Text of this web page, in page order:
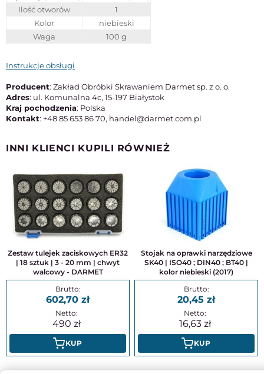
Ilość otworów
1
Kolor
niebieski
Waga
100 g
Instrukcje obsługi
Producent: Zakład Obróbki Skrawaniem Darmet sp. z o. o.
Adres: ul. Komunalna 4c, 15-197 Białystok
Kraj pochodzenia: Polska
Kontakt: +48 85 653 86 70, handel@darmet.com.pl
INNI KLIENCI KUPILI RÓWNIEŻ
Zestaw tulejek zaciskowych ER32
| 18 sztuk | 3 - 20 mm | chwyt
walcowy - DARMET
602,70
490
KUP
Stojak na oprawki narzędziowe
SK40 | ISO40 ; DIN40 ; BT40 |
kolor niebieski (2017)
20,45
16,63
KUP